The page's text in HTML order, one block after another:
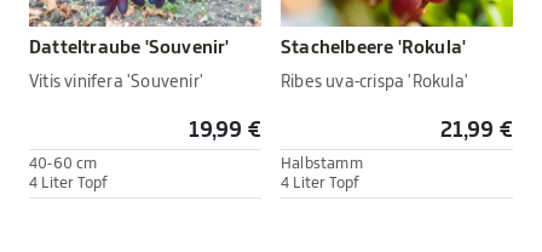
Datteltraube 'Souvenir'
Vitis vinifera 'Souvenir'
19,99 €
40-60 cm
4 Liter Topf
Stachelbeere 'Rokula'
Ribes uva-crispa 'Rokula'
21,99 €
Halbstamm
4 Liter Topf